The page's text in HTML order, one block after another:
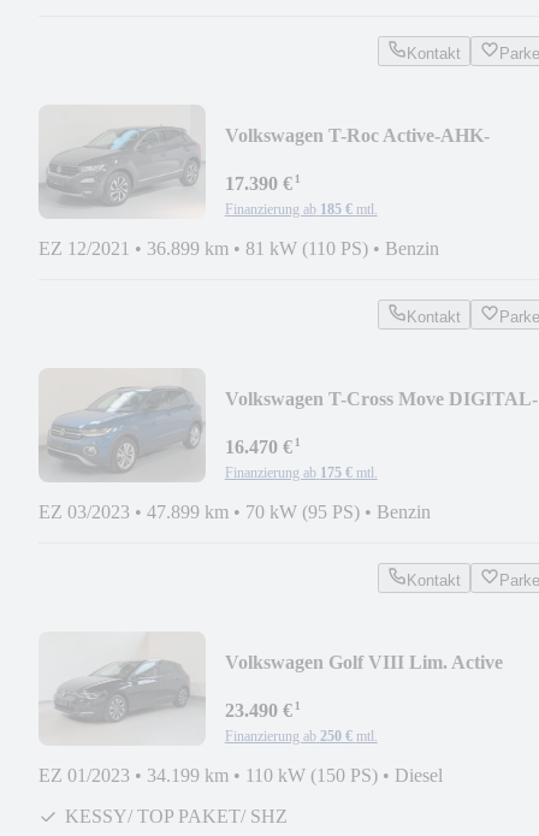
Kontakt
Volkswagen T-Roc Active-AHK-
17.390 €¹
Finanzierung ab 185 € mtl.
EZ 12/2021 • 36.899 km • 81 kW (110 PS) • Benzin
Kontakt
Volkswagen T-Cross Move DIGITAL-
16.470 €¹
Finanzierung ab 175 € mtl.
EZ 03/2023 • 47.899 km • 70 kW (95 PS) • Benzin
Kontakt
Volkswagen Golf VIII Lim. Active
KAMERA
23.490 €¹
Finanzierung ab 250 € mtl.
EZ 01/2023 • 34.199 km • 110 kW (150 PS) • Diesel
KESSY/ TOP PAKET/ SHZ